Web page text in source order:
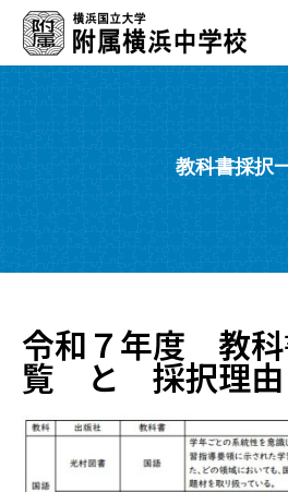
教科書採択
令和７年度 教科
覧 と 採択理由